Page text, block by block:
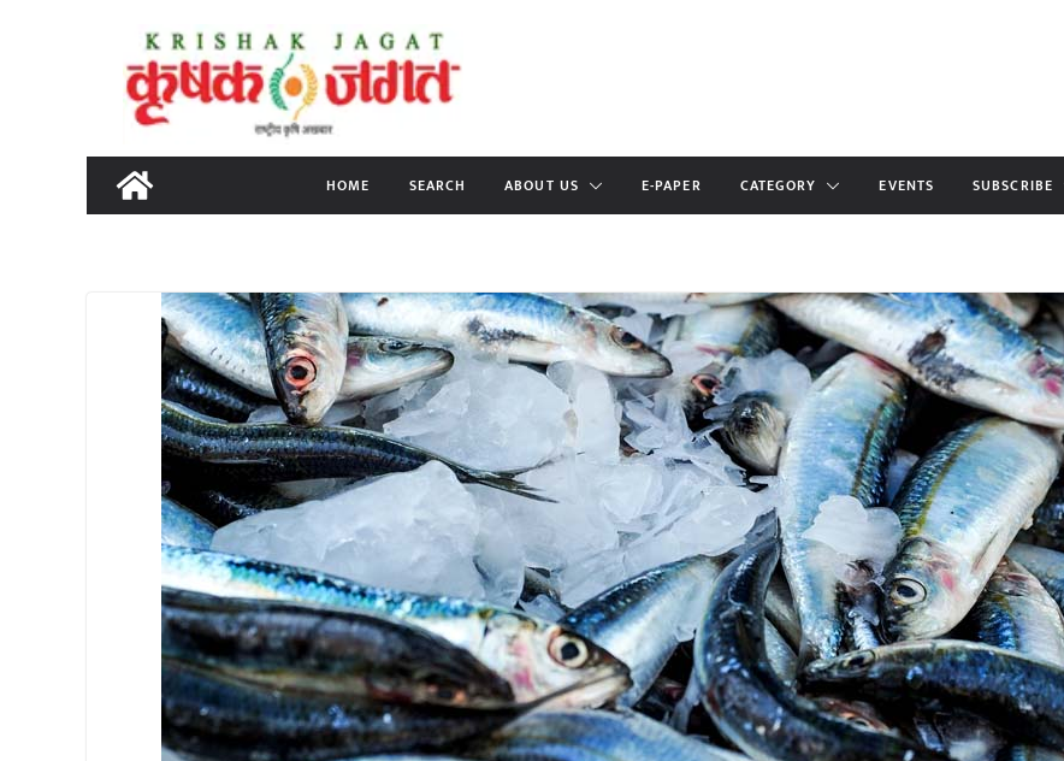
content
HOME SEARCH ABOUT US E-PAPER CATEGORY EVENTS SUBSCRIBE